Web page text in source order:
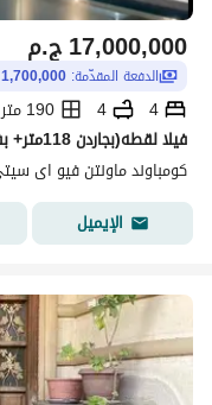
ج.م17,000,000
الدفعة المقدّمة: 1,700,000 ج.م
4
4
190 متر مربع
الإيميل